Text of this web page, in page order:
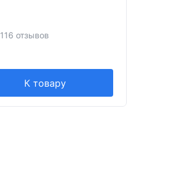
116 отзывов
К товару